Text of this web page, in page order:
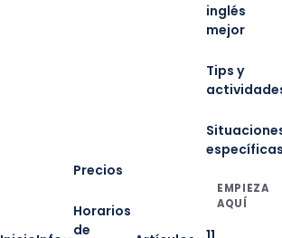
Precios
Horarios
de
inglés
mejor
Tips y
específicas
EMPIEZA
AQUÍ